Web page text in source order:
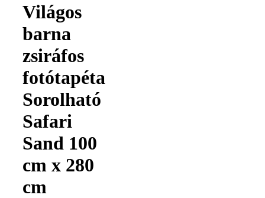
Világos
barna
zsiráfos
fotótapéta
Sorolható
Safari
Sand 100
cm x 280
cm